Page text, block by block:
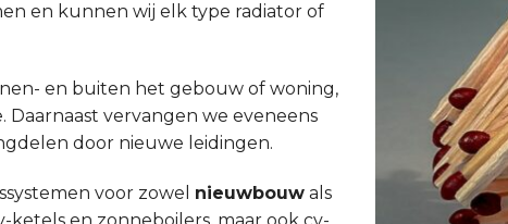
en kunnen wij elk type radiator of
en buiten het gebouw of woning,
vervangen we eveneens
door nieuwe leidingen.
voor zowel nieuwbouw als